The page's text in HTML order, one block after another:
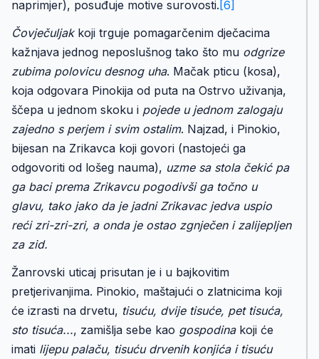
naprimjer), posuđuje motive surovosti. [6]
Čovječuljakkoji trguje pomagarčenim dječacima
kažnjava jednog neposlušnog tako što mu odgrize
zubima polovicu desnog uha. Mačak pticu (kosa),
koja odgovara Pinokija od puta na Ostrvo uživanja,
ščepa u jednom skoku i pojede u jednom zalogaju
zajedno s perjem i svim ostalim. Najzad, i Pinokio,
bijesan na Zrikavca koji govori (nastojeći ga
odgovoriti od lošeg nauma), uzme sa stola čekić pa
ga baci prema Zrikavcu pogodivši ga točno u
glavu, tako jako da je jadni Zrikavac jedva uspio
reći zri-zri-zri, a onda je ostao zgnječen i zalijepljen
za zid.
Žanrovski uticaj prisutan je i u bajkovitim
pretjerivanjima. Pinokio, maštajući o zlatnicima koji
će izrasti na drvetu, tisuću, dvije tisuće, pet tisuća,
sto tisuća..., zamišlja sebe kao gospodinakoji će
imati lijepu palaču, tisuću drvenih konjića i tisuću